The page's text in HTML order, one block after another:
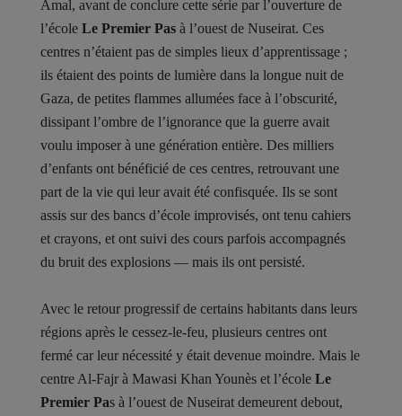
Amal, avant de conclure cette série par l’ouverture de
l’école Le Premier Pas à l’ouest de Nuseirat. Ces
centres n’étaient pas de simples lieux d’apprentissage ;
ils étaient des points de lumière dans la longue nuit de
Gaza, de petites flammes allumées face à l’obscurité,
dissipant l’ombre de l’ignorance que la guerre avait
voulu imposer à une génération entière. Des milliers
d’enfants ont bénéficié de ces centres, retrouvant une
part de la vie qui leur avait été confisquée. Ils se sont
assis sur des bancs d’école improvisés, ont tenu cahiers
et crayons, et ont suivi des cours parfois accompagnés
du bruit des explosions — mais ils ont persisté.
Avec le retour progressif de certains habitants dans leurs
régions après le cessez-le-feu, plusieurs centres ont
fermé car leur nécessité y était devenue moindre. Mais le
centre Al-Fajr à Mawasi Khan Younès et l’école Le
Premier Pas à l’ouest de Nuseirat demeurent debout,